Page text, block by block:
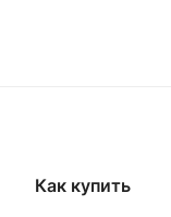
Как купить